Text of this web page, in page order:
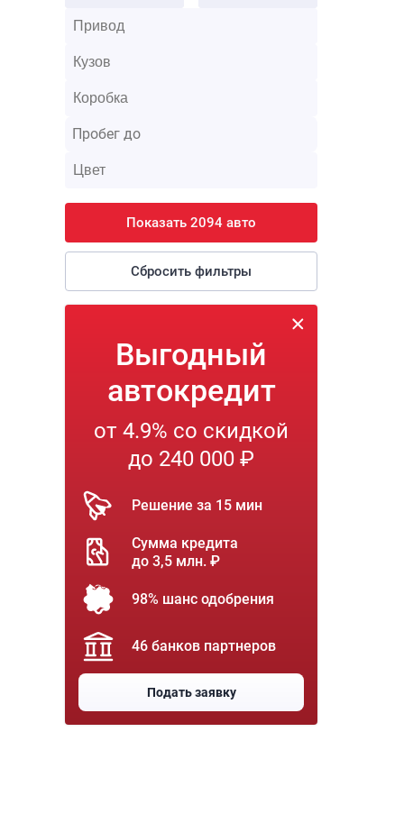
Показать 2094 авто
Сбросить фильтры
Выгодный
автокредит
от 4.9% со скидкой
до 240 000 ₽
Решение за 15 мин
Сумма кредита
до 3,5 млн. ₽
98% шанс одобрения
46 банков партнеров
Подать заявку